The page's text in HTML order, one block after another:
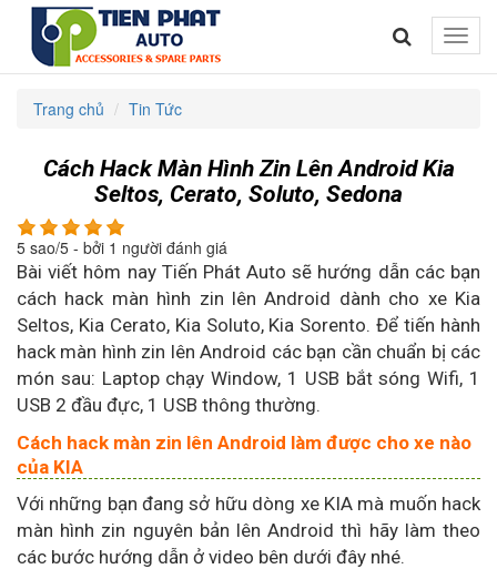
Toggle
Trang chủ Tin Tức
Cách Hack Màn Hình Zin Lên Android Kia
Seltos, Cerato, Soluto, Sedona
5 sao/5 - bởi 1 người đánh giá
Bài viết hôm nay Tiến Phát Auto sẽ hướng dẫn các bạn
cách hack màn hình zin lên Android dành cho xe Kia
Seltos, Kia Cerato, Kia Soluto, Kia Sorento. Để tiến hành
hack màn hình zin lên Android các bạn cần chuẩn bị các
món sau: Laptop chạy Window, 1 USB bắt sóng Wifi, 1
USB 2 đầu đực, 1 USB thông thường.
Cách hack màn zin lên Android làm được cho xe nào
của KIA
Với những bạn đang sở hữu dòng xe KIA mà muốn hack
màn hình zin nguyên bản lên Android thì hãy làm theo
các bước hướng dẫn ở video bên dưới đây nhé.